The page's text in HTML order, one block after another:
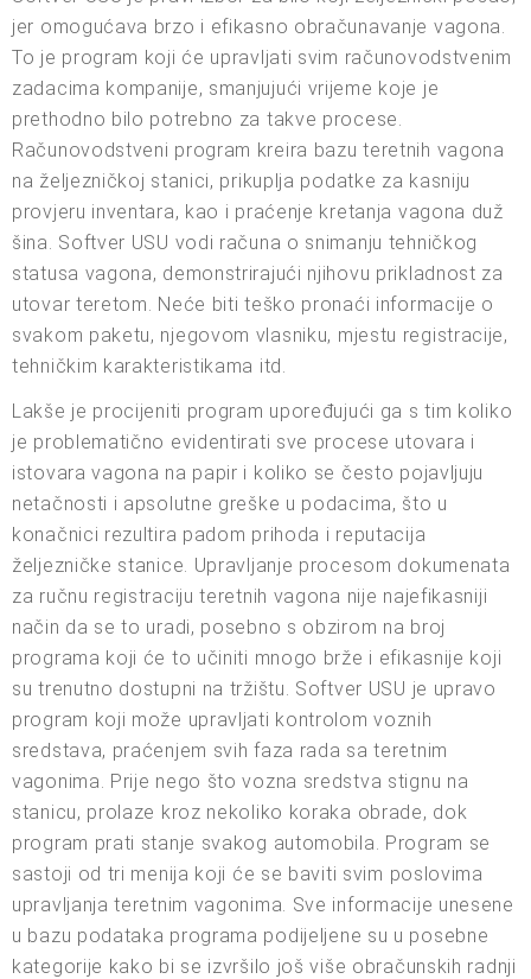
jer omogućava brzo i efikasno obračunavanje vagona.
To je program koji će upravljati svim računovodstvenim
zadacima kompanije, smanjujući vrijeme koje je
prethodno bilo potrebno za takve procese.
Računovodstveni program kreira bazu teretnih vagona
na željezničkoj stanici, prikuplja podatke za kasniju
provjeru inventara, kao i praćenje kretanja vagona duž
šina. Softver USU vodi računa o snimanju tehničkog
statusa vagona, demonstrirajući njihovu prikladnost za
utovar teretom. Neće biti teško pronaći informacije o
svakom paketu, njegovom vlasniku, mjestu registracije,
tehničkim karakteristikama itd.
Lakše je procijeniti program upoređujući ga s tim koliko
je problematično evidentirati sve procese utovara i
istovara vagona na papir i koliko se često pojavljuju
netačnosti i apsolutne greške u podacima, što u
konačnici rezultira padom prihoda i reputacija
željezničke stanice. Upravljanje procesom dokumenata
za ručnu registraciju teretnih vagona nije najefikasniji
način da se to uradi, posebno s obzirom na broj
programa koji će to učiniti mnogo brže i efikasnije koji
su trenutno dostupni na tržištu. Softver USU je upravo
program koji može upravljati kontrolom voznih
sredstava, praćenjem svih faza rada sa teretnim
vagonima. Prije nego što vozna sredstva stignu na
stanicu, prolaze kroz nekoliko koraka obrade, dok
program prati stanje svakog automobila. Program se
sastoji od tri menija koji će se baviti svim poslovima
upravljanja teretnim vagonima. Sve informacije unesene
u bazu podataka programa podijeljene su u posebne
kategorije kako bi se izvršilo još više obračunskih radnji